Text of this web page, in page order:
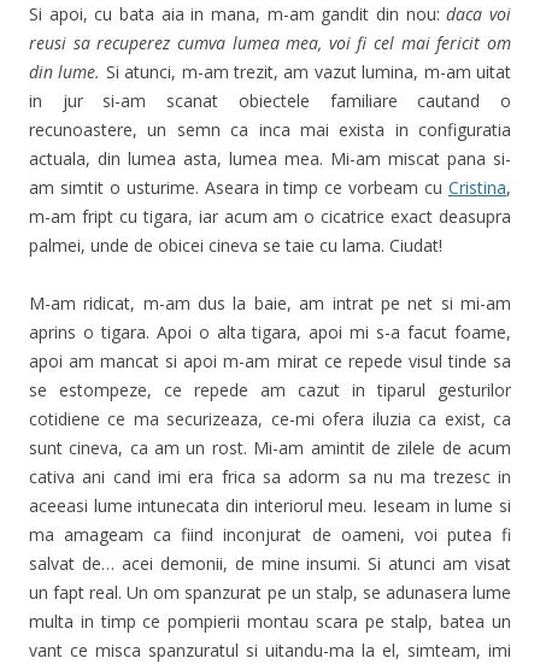
Si apoi, cu bata aia in mana, m-am gandit din nou:daca voi
reusi sa recuperez cumva lumea mea, voi fi cel mai fericit om
din lume. Si atunci, m-am trezit, am vazut lumina, m-am uitat
in jur si-am scanat obiectele familiare cautand o
recunoastere, un semn ca inca mai exista in configuratia
actuala, din lumea asta, lumea mea. Mi-am miscat pana si-
am simtit o usturime. Aseara in timp ce vorbeam cu Cristina,
m-am fript cu tigara, iar acum am o cicatrice exact deasupra
palmei, unde de obicei cineva se taie cu lama. Ciudat!
M-am ridicat, m-am dus la baie, am intrat pe net si mi-am
aprins o tigara. Apoi o alta tigara, apoi mi s-a facut foame,
apoi am mancat si apoi m-am mirat ce repede visul tinde sa
se estompeze, ce repede am cazut in tiparul gesturilor
cotidiene ce ma securizeaza, ce-mi ofera iluzia ca exist, ca
sunt cineva, ca am un rost. Mi-am amintit de zilele de acum
cativa ani cand imi era frica sa adorm sa nu ma trezesc in
aceeasi lume intunecata din interiorul meu. Ieseam in lume si
ma amageam ca fiind inconjurat de oameni, voi putea fi
salvat de… acei demonii, de mine insumi. Si atunci am visat
un fapt real. Un om spanzurat pe un stalp, se adunasera lume
multa in timp ce pompierii montau scara pe stalp, batea un
vant ce misca spanzuratul si uitandu-ma la el, simteam, imi